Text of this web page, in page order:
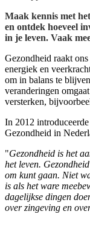
Maak kennis met
en ontdek hoeveel
in je leven. Vaak
Gezondheid raakt
energiek en
om in balans te
veranderingen
versterken,
In 2012
Gezondheid in
"Gezondheid is het
het leven.
om kunt gaan. Niet
is als het ware
dagelijkse dingen
over zingeving en